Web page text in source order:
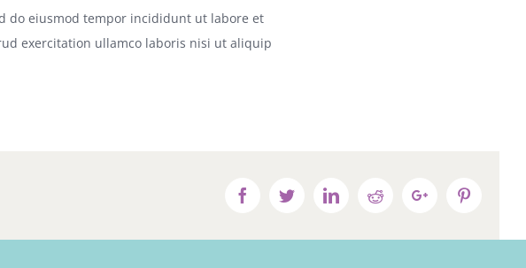
do eiusmod tempor incididunt ut labore et
exercitation ullamco laboris nisi ut aliquip
FacebookTwitterLinkedinRedditGoogle+